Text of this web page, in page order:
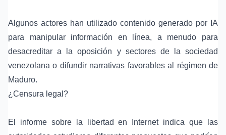
Algunos actores han utilizado contenido generado por IA
para manipular información en línea, a menudo para
desacreditar a la oposición y sectores de la sociedad
venezolana o difundir narrativas favorables al régimen de
Maduro.
¿Censura legal?
El informe sobre la libertad en Internet indica que las